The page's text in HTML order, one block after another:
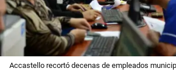
Accastello recortó decenas de empleados